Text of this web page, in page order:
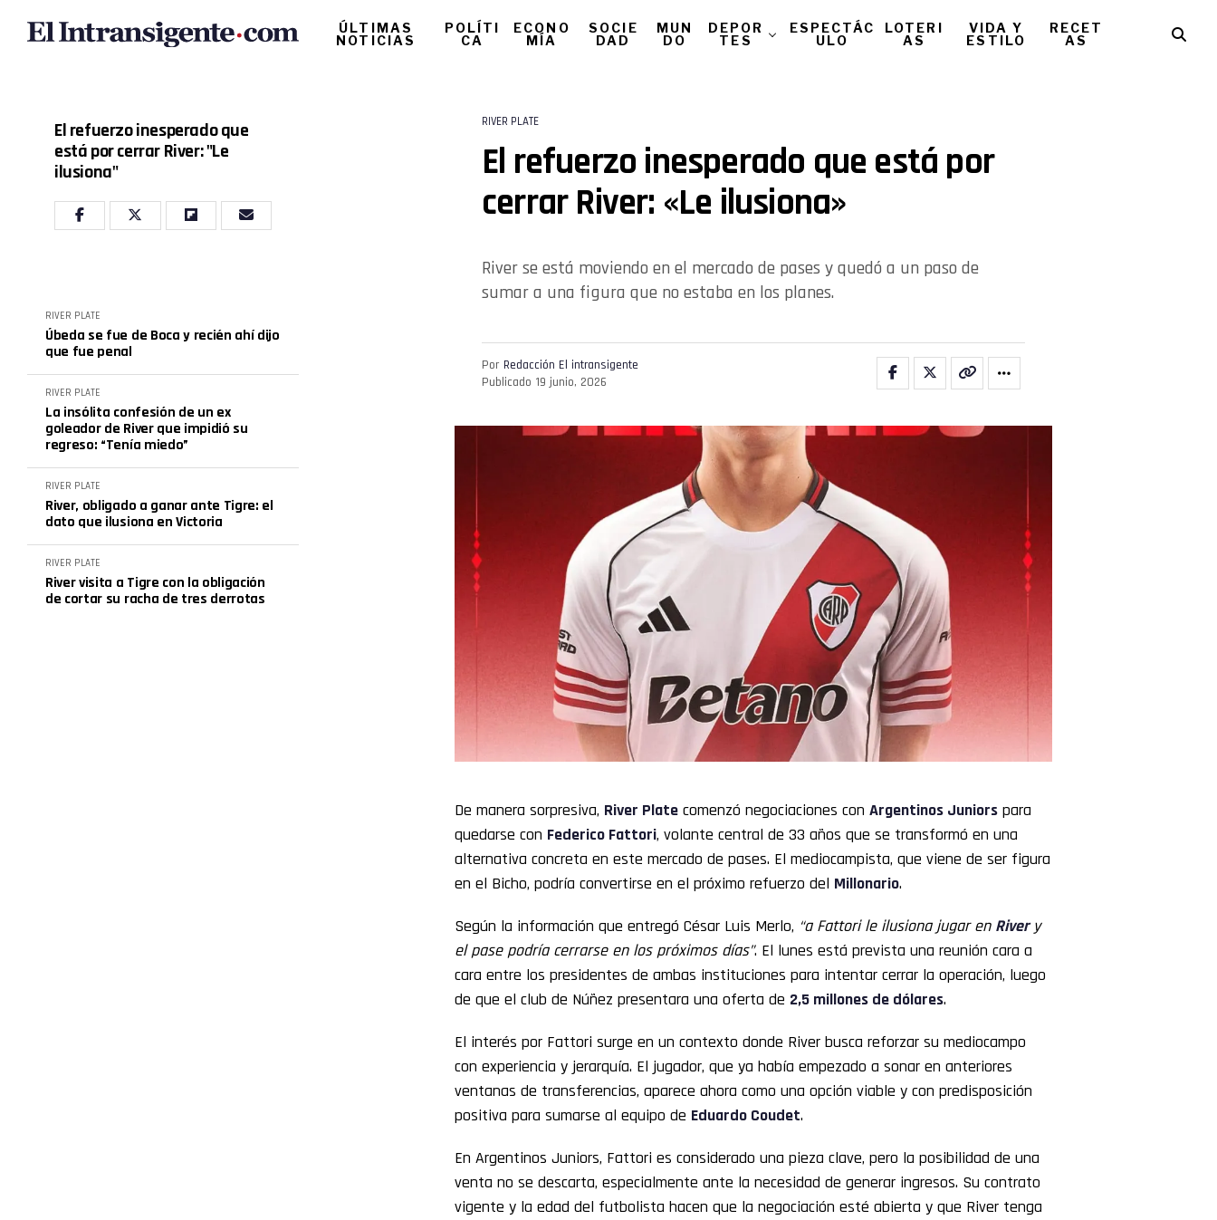
ÚLTIMAS
NOTICIAS
POLÍTI
CA
ECONO
MÍA
SOCIE
DAD
MUN
DO
DEPOR
TES
ESPECTÁC
ULO
LOTERI
AS
VIDA Y
ESTILO
RECET
AS
El refuerzo inesperado que
está por cerrar River: "Le
ilusiona"
RIVER PLATE
Úbeda se fue de Boca y recién ahí dijo
que fue penal
RIVER PLATE
La insólita confesión de un ex
goleador de River que impidió su
regreso: “Tenía miedo”
RIVER PLATE
River, obligado a ganar ante Tigre: el
dato que ilusiona en Victoria
RIVER PLATE
River visita a Tigre con la obligación
de cortar su racha de tres derrotas
RIVER PLATE
El refuerzo inesperado que está por
cerrar River: «Le ilusiona»
River se está moviendo en el mercado de pases y quedó a un paso de
sumar a una figura que no estaba en los planes.
Por Redacción El intransigente
Publicado 19 junio, 2026
De manera sorpresiva, River Plate comenzó negociaciones con Argentinos Juniors para
quedarse con Federico Fattori, volante central de 33 años que se transformó en una
alternativa concreta en este mercado de pases. El mediocampista, que viene de ser figura
en el Bicho, podría convertirse en el próximo refuerzo del Millonario.
Según la información que entregó César Luis Merlo, “a Fattori le ilusiona jugar en Rivery
el pase podría cerrarse en los próximos días”. El lunes está prevista una reunión cara a
cara entre los presidentes de ambas instituciones para intentar cerrar la operación, luego
de que el club de Núñez presentara una oferta de 2,5 millones de dólares.
El interés por Fattori surge en un contexto donde River busca reforzar su mediocampo
con experiencia y jerarquía. El jugador, que ya había empezado a sonar en anteriores
ventanas de transferencias, aparece ahora como una opción viable y con predisposición
positiva para sumarse al equipo de Eduardo Coudet.
En Argentinos Juniors, Fattori es considerado una pieza clave, pero la posibilidad de una
venta no se descarta, especialmente ante la necesidad de generar ingresos. Su contrato
vigente y la edad del futbolista hacen que la negociación esté abierta y que River tenga